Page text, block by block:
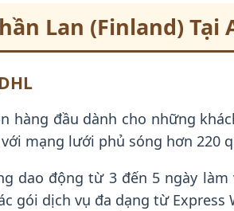
Lan (Finland) Tại
hàng đầu dành cho những
mạng lưới phủ sóng hơn 220
dao động từ 3 đến 5 ngày
gói dịch vụ đa dạng từ